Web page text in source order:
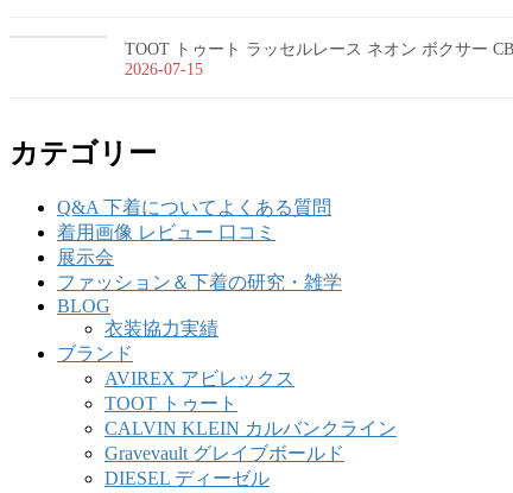
TOOT トゥート ラッセルレース ネオン ボクサー
2026-07-15
カテゴリー
Q&A 下着についてよくある質問
着用画像 レビュー 口コミ
展示会
ファッション＆下着の研究・雑学
BLOG
衣装協力実績
ブランド
AVIREX アビレックス
TOOT トゥート
CALVIN KLEIN カルバンクライン
Gravevault グレイブボールド
DIESEL ディーゼル